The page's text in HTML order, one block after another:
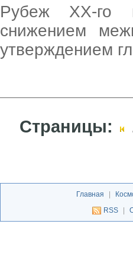
Рубеж ХХ-го
снижением
утверждением
Страницы:
Главная
RSS